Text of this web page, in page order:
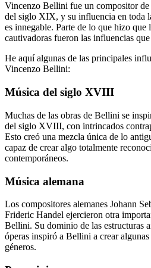
Vincenzo Bellini fue un compositor
del siglo XIX, y su influencia en toda
es innegable. Parte de lo que hizo
cautivadoras fueron las influencias
He aquí algunas de las principales
Vincenzo Bellini:
Música del siglo XVIII
Muchas de las obras de Bellini se
del siglo XVIII, con intrincados
Esto creó una mezcla única de lo
capaz de crear algo totalmente
contemporáneos.
Música alemana
Los compositores alemanes Johann
Frideric Handel ejercieron otra
Bellini. Su dominio de las estructuras
óperas inspiró a Bellini a crear algunas
géneros.